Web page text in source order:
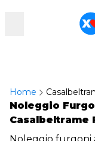
Home
Noleggio
Casalbeltrame